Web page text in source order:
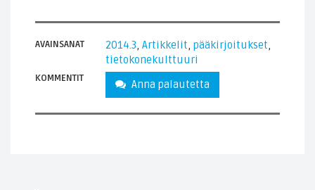
AVAINSANAT 2014.3, Artikkelit, pääkirjoitukset,
tietokonekulttuuri
KOMMENTIT Anna palautetta